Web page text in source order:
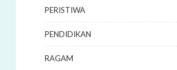
PERISTIWA
PENDIDIKAN
RAGAM